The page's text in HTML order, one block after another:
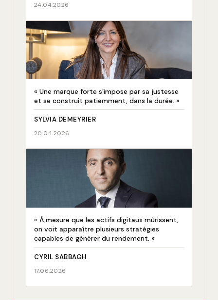
24.04.2026
« Une marque forte s’impose par sa justesse
et se construit patiemment, dans la durée. »
SYLVIA DEMEYRIER
20.04.2026
« À mesure que les actifs digitaux mûrissent,
on voit apparaître plusieurs stratégies
capables de générer du rendement. »
CYRIL SABBAGH
17.06.2026